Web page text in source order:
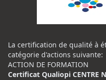
La certification de qualité à
catégorie d'actions suivante:
ACTION DE FORMATION
Certificat Qualiopi CENTRE